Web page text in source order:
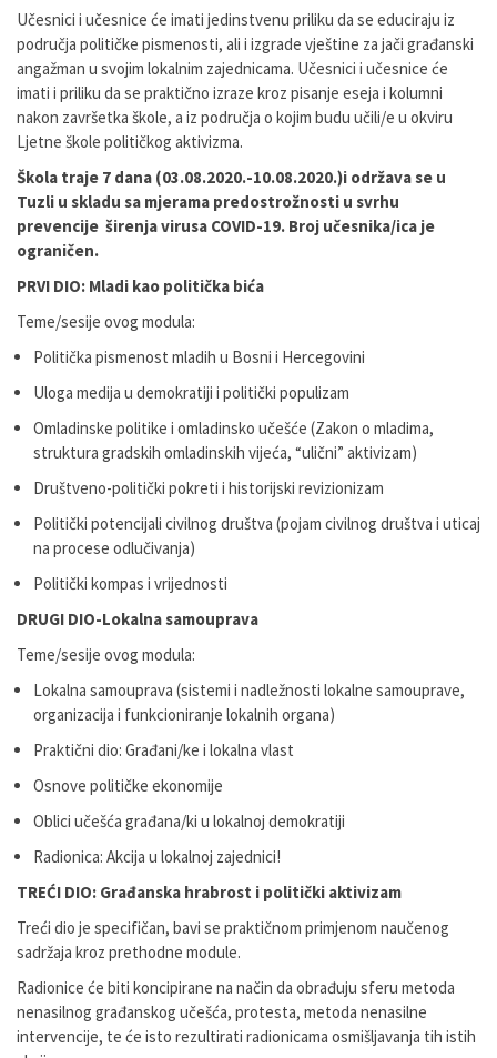
Učesnici i učesnice će imati jedinstvenu priliku da se educiraju iz
područja političke pismenosti, ali i izgrade vještine za jači građanski
angažman u svojim lokalnim zajednicama. Učesnici i učesnice će
imati i priliku da se praktično izraze kroz pisanje eseja i kolumni
nakon završetka škole, a iz područja o kojim budu učili/e u okviru
Ljetne škole političkog aktivizma.
Škola traje 7 dana (03.08.2020.-10.08.2020.)i održava se u
Tuzli u skladu sa mjerama predostrožnosti u svrhu
prevencije širenja virusa COVID-19. Broj učesnika/ica je
ograničen.
PRVI DIO: Mladi kao politička bića
Teme/sesije ovog modula:
Politička pismenost mladih u Bosni i Hercegovini
Uloga medija u demokratiji i politički populizam
Omladinske politike i omladinsko učešće (Zakon o mladima,
struktura gradskih omladinskih vijeća, “ulični” aktivizam)
Društveno-politički pokreti i historijski revizionizam
Politički potencijali civilnog društva (pojam civilnog društva i uticaj
na procese odlučivanja)
Politički kompas i vrijednosti
DRUGI DIO-Lokalna samouprava
Teme/sesije ovog modula:
Lokalna samouprava (sistemi i nadležnosti lokalne samouprave,
organizacija i funkcioniranje lokalnih organa)
Praktični dio: Građani/ke i lokalna vlast
Osnove političke ekonomije
Oblici učešća građana/ki u lokalnoj demokratiji
Radionica: Akcija u lokalnoj zajednici!
TREĆI DIO: Građanska hrabrost i politički aktivizam
Treći dio je specifičan, bavi se praktičnom primjenom naučenog
sadržaja kroz prethodne module.
Radionice će biti koncipirane na način da obrađuju sferu metoda
nenasilnog građanskog učešća, protesta, metoda nenasilne
intervencije, te će isto rezultirati radionicama osmišljavanja tih istih